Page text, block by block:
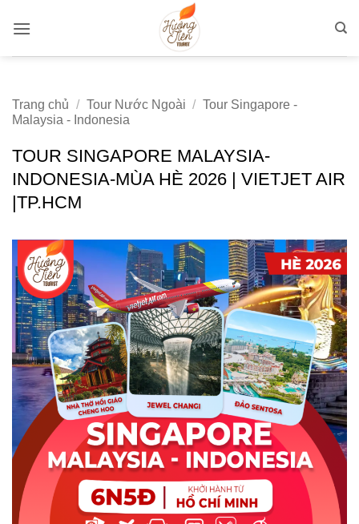
qua
Trang chủ / Tour Nước Ngoài / Tour Singapore -
Malaysia - Indonesia
TOUR SINGAPORE MALAYSIA-
INDONESIA-MÙA HÈ 2026 | VIETJET AIR
|TP.HCM